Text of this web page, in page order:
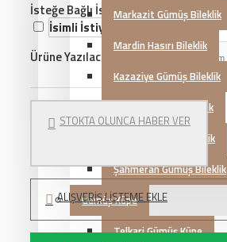
Markazit Gümüş Bileklik
Mardin Hasırı Bileklik
Kazaziye Gümüş Bileklik
Trabzon Hasırı Bileklik
Otantik Gümüş Bileklik
Şahmeran Gümüş Bileklik
Gümüş Küpe
Telkari Gümüş Küpe
İsteğe Bağlı İsim Yazdırmak
İsimli İstiyorum
(+219,38TL)
Ürüne Yazılacak İsim
STOKTA OLUNCA HABER VER
ALIŞVERIŞ LISTEME EKLE